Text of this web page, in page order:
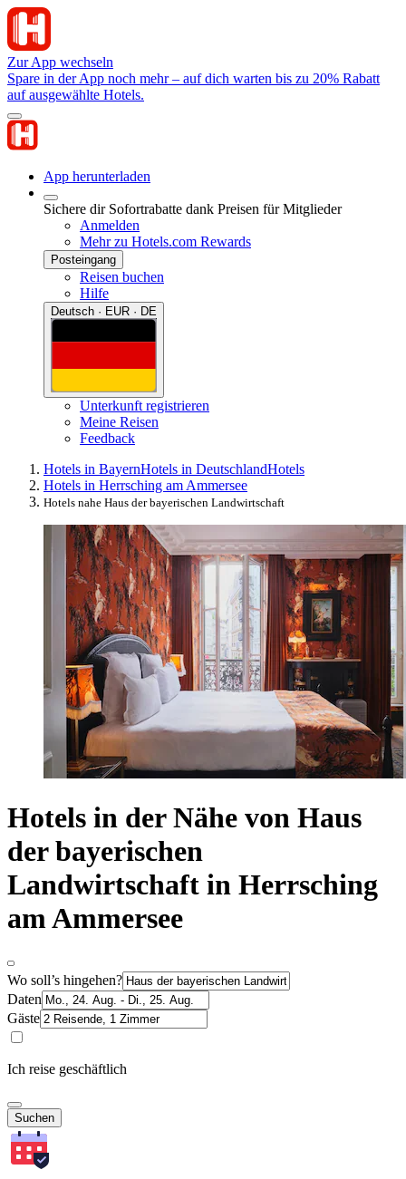
Zur App wechseln
Spare in der App noch mehr – auf dich warten bis zu 20% Rabatt
auf ausgewählte Hotels.
App herunterladen
Sichere dir Sofortrabatte dank Preisen für Mitglieder
Anmelden
Mehr zu Hotels.com Rewards
Posteingang
Reisen buchen
Hilfe
Deutsch · EUR · DE
Unterkunft registrieren
Meine Reisen
Feedback
Hotels in BayernHotels in DeutschlandHotels
Hotels in Herrsching am Ammersee
Hotels nahe Haus der bayerischen Landwirtschaft
Hotels in der Nähe von Haus
der bayerischen
Landwirtschaft in Herrsching
am Ammersee
Wo soll’s hingehen?
Daten
Gäste
Ich reise geschäftlich
Suchen